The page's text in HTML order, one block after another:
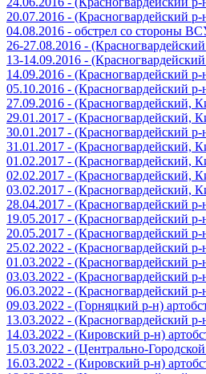
20.07.2016 - (Красногвардейский
04.08.2016 - обстрел со стороны
26-27.08.2016 -
13-14.09.2016 -
14.09.2016 - (Красногвардейский
05.10.2016 - (Красногвардейский
27.09.2016 - (Красногвардейский,
29.01.2017 - (Красногвардейский,
30.01.2017 - (Красногвардейский
31.01.2017 - (Красногвардейский,
01.02.2017 - (Красногвардейский,
02.02.2017 - (Красногвардейский,
03.02.2017 - (Красногвардейский,
28.04.2017 - (Красногвардейский
19.05.2017 - (Красногвардейский
20.05.2017 - (Красногвардейский
25.02.2022 - (Красногвардейский
01.03.2022 - (Красногвардейский
03.03.2022 - (Красногвардейский
06.03.2022 - (Красногвардейский
09.03.2022 - (Горняцкий р-н)
13.03.2022 - (Красногвардейский
14.03.2022 - (Кировский р-н)
15.03.2022 - (Центрально-
16.03.2022 - (Кировский р-н)